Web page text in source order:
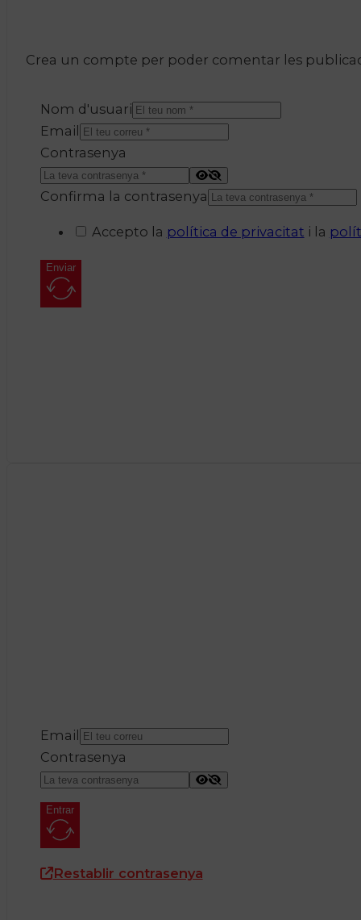
Crea un compte per poder comentar les
Nom d'usuari
Email
Contrasenya
Confirma la contrasenya
Accepto la política de privacitat i la
Enviar
Email
Contrasenya
Entrar
Restablir contrasenya